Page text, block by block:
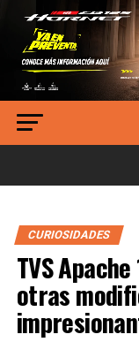
CURIOSIDADES
TVS
otras